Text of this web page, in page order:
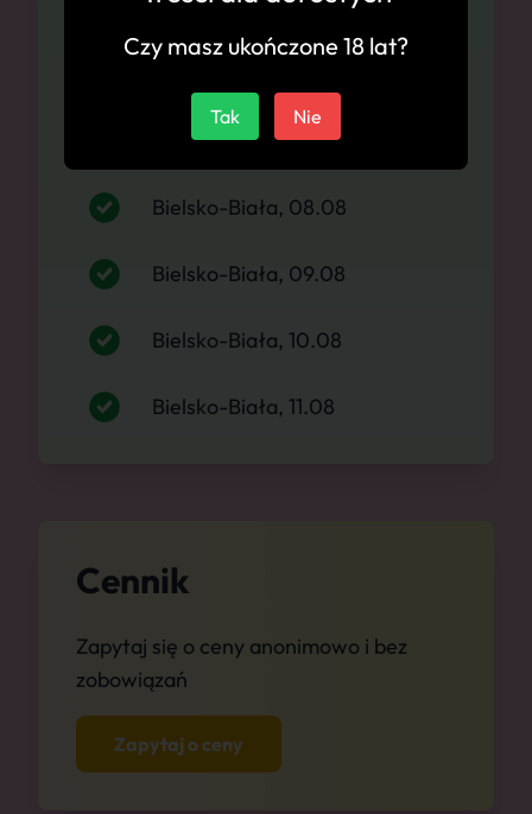
Dostępność
Bielsko-Biała, 07.08
Bielsko-Biała, 08.08
Bielsko-Biała, 09.08
Bielsko-Biała, 10.08
Bielsko-Biała, 11.08
Cennik
Zapytaj się o ceny anonimowo i bez
zobowiązań
Zapytaj o ceny
Czy masz ukończone 18 lat?
Tak Nie